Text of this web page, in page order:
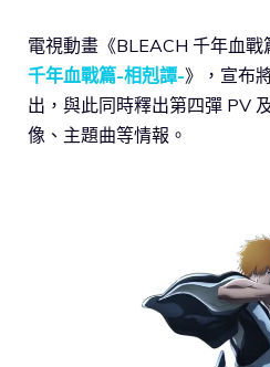
電視動畫《BLEACH 千年血戰
千年血戰篇-相剋譚-》，宣布
出，與此同時釋出第四彈 PV
像、主題曲等情報。